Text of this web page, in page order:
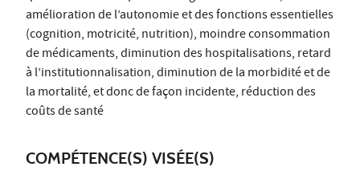
amélioration de l’autonomie et des fonctions essentielles
(cognition, motricité, nutrition), moindre consommation
de médicaments, diminution des hospitalisations, retard
à l’institutionnalisation, diminution de la morbidité et de
la mortalité, et donc de façon incidente, réduction des
coûts de santé
COMPÉTENCE(S) VISÉE(S)